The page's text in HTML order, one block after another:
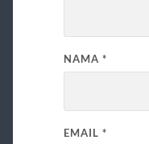
NAMA *
EMAIL *